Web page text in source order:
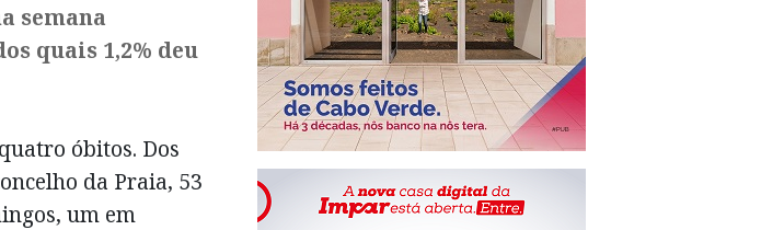
semana
quais 1,2% deu
óbitos. Dos
da Praia, 53
um em